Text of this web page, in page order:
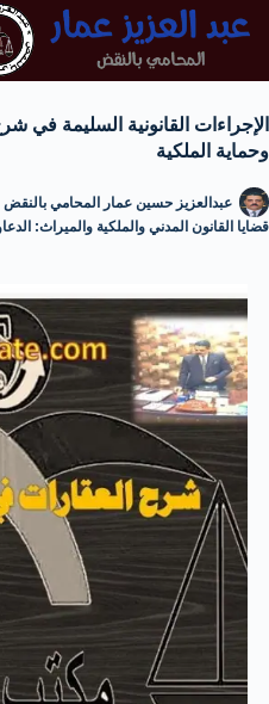
الإجراءات القانونية السليمة في
وحماية الملكية
عبدالعزيز حسين عمار المحامي بالنقض
قضايا القانون المدني والملكية والميراث: